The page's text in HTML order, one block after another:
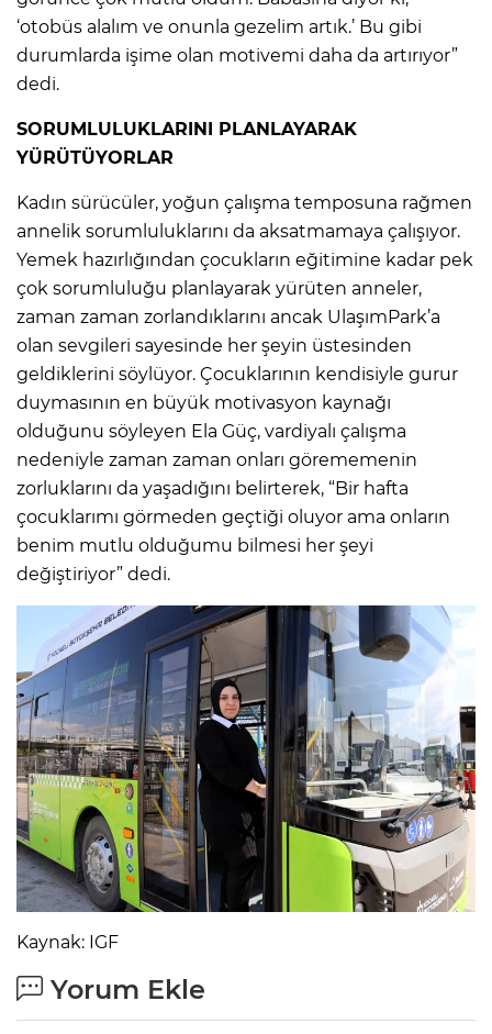
‘otobüs alalım ve onunla gezelim artık.’ Bu gibi
durumlarda işime olan motivemi daha da artırıyor”
dedi.
SORUMLULUKLARINI PLANLAYARAK
YÜRÜTÜYORLAR
Kadın sürücüler, yoğun çalışma temposuna rağmen
annelik sorumluluklarını da aksatmamaya çalışıyor.
Yemek hazırlığından çocukların eğitimine kadar pek
çok sorumluluğu planlayarak yürüten anneler,
zaman zaman zorlandıklarını ancak UlaşımPark’a
olan sevgileri sayesinde her şeyin üstesinden
geldiklerini söylüyor. Çocuklarının kendisiyle gurur
duymasının en büyük motivasyon kaynağı
olduğunu söyleyen Ela Güç, vardiyalı çalışma
nedeniyle zaman zaman onları görememenin
zorluklarını da yaşadığını belirterek, “Bir hafta
çocuklarımı görmeden geçtiği oluyor ama onların
benim mutlu olduğumu bilmesi her şeyi
değiştiriyor” dedi.
Kaynak: IGF
Yorum Ekle